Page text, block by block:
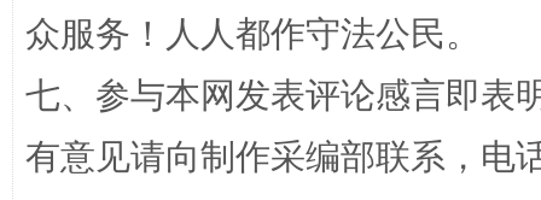
众服务！人人都作守法公民。
七、参与本网发表评论感言即表
有意见请向制作采编部联系，电